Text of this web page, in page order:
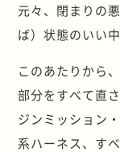
元々、閉まりの
ば）状態のいい
このあたりから
部分をすべて直
ジンミッション
系ハーネス、す